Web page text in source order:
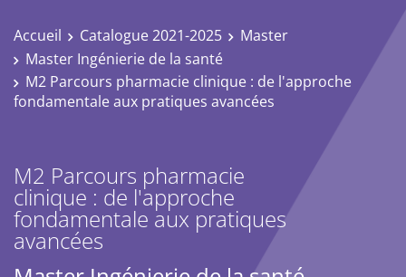
Accueil Catalogue 2021-2025
Master
Master Ingénierie de la santé
M2 Parcours pharmacie clinique : de l'approche
fondamentale aux pratiques avancées
M2 Parcours pharmacie
clinique : de l'approche
fondamentale aux pratiques
avancées